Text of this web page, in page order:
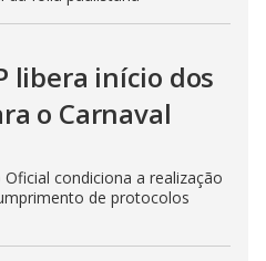
libera início dos
o Carnaval
condiciona a realização
de protocolos